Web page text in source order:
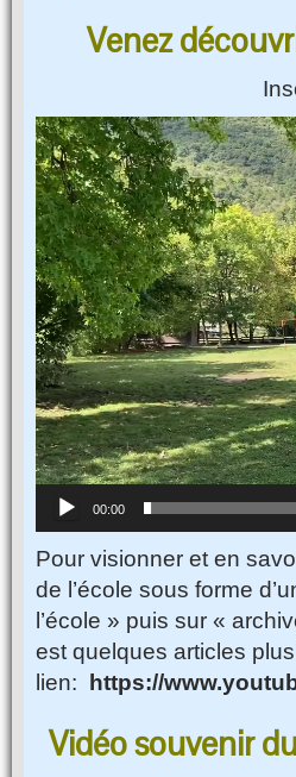
Venez
Video
Player
00:00
Pour visionner et en
de l’école sous forme
l’école » puis sur «
est quelques articles
lien: https://
Vidéo souvenir